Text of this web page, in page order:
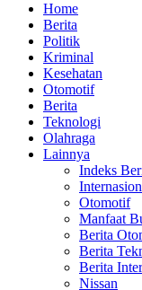
Home
Berita
Politik
Kriminal
Kesehatan
Otomotif
Berita
Teknologi
Olahraga
Lainnya
Indeks
Otomotif
Manfaat
Berita
Berita
Berita
Nissan